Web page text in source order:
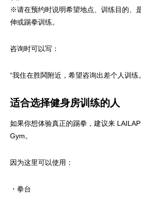
※请在预约时说明希望地点、训练目的、
伸或踢拳训练。
咨询时可以写：
“我住在胜鬨附近，希望咨询出差个人训练
适合选择健身房训练的人
如果你想体验真正的踢拳，建议来
Gym。
因为这里可以使用：
・拳台